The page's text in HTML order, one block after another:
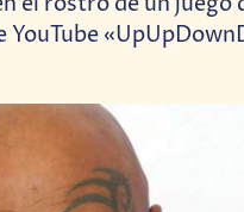
YouTube